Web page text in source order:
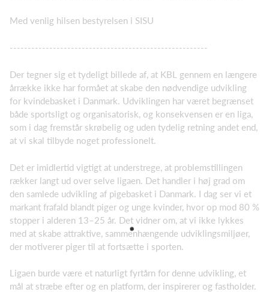
Med venlig hilsen bestyrelsen i SISU
-------------------------------------------------------
Der tegner sig et tydeligt billede af, at KBL gennem en længere
årrække ikke har formået at skabe den nødvendige udvikling
for kvindebasket i Danmark. Udviklingen har været begrænset
både sportsligt og organisatorisk, og konsekvensen er en liga,
som i dag fremstår skrøbelig og uden tydelig retning andet end,
at vi skal tilbyde noget professionelt.
Det er imidlertid vigtigt at understrege, at problemstillingen
rækker langt ud over selve ligaen. Det handler i høj grad om
den samlede udvikling af pigebasket i Danmark. I dag ser vi et
markant frafald blandt piger og unge kvinder, hvor op mod 80 %
stopper i alderen 13–25 år. Det vidner om, at vi ikke lykkes
med at skabe attraktive, sammenhængende udviklingsmiljøer,
der motiverer piger til at fortsætte i sporten.
Ligaen burde være et naturligt fyrtårn for denne udvikling, et
mål at stræbe efter og en platform, der inspirerer og fastholder.